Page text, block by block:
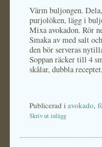
Värm buljongen.
purjolöken, lägg i
Mixa avokadon. Rör
Smaka av med salt
den bör serveras
Soppan räcker till 4
skålar, dubbla receptet.
Publicerad i avokado,
Skriv ut inlägg